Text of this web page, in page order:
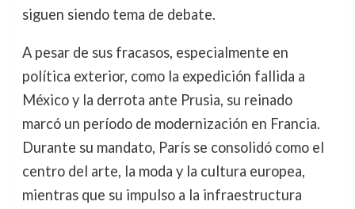
siguen siendo tema de debate.
A pesar de sus fracasos, especialmente en
política exterior, como la expedición fallida a
México y la derrota ante Prusia, su reinado
marcó un período de modernización en Francia.
Durante su mandato, París se consolidó como el
centro del arte, la moda y la cultura europea,
mientras que su impulso a la infraestructura